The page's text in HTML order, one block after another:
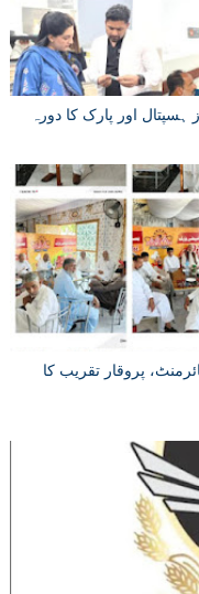
اور پارک کا دورہ
پروقار تقریب کا